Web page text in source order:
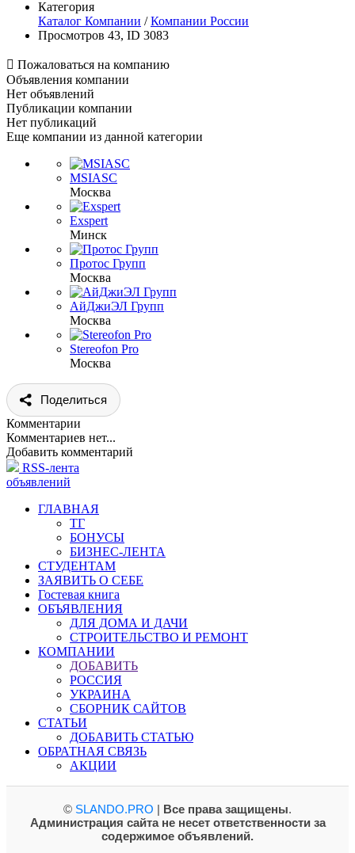
Категория
Каталог Компании /Компании России
Просмотров 43, ID 3083
 Пожаловаться на компанию
Объявления компании
Нет объявлений
Публикации компании
Нет публикаций
Еще компании из данной категории
MSIASC
Москва
Exspert
Минск
Протос Групп
Москва
АйДжиЭЛ Групп
Москва
Stereofon Pro
Москва
Поделиться
Комментарии
Комментариев нет...
Добавить комментарий
RSS-лента
объявлений
ГЛАВНАЯ
ТГ
БОНУСЫ
БИЗНЕС-ЛЕНТА
СТУДЕНТАМ
ЗАЯВИТЬ О СЕБЕ
Гостевая книга
ОБЪЯВЛЕНИЯ
ДЛЯ ДОМА И ДАЧИ
СТРОИТЕЛЬСТВО И РЕМОНТ
КОМПАНИИ
ДОБАВИТЬ
РОССИЯ
УКРАИНА
СБОРНИК САЙТОВ
СТАТЬИ
ДОБАВИТЬ СТАТЬЮ
ОБРАТНАЯ СВЯЗЬ
АКЦИИ
© SLANDO.PRO | Все права защищены.
Администрация сайта не несет ответственности за
содержимое объявлений.